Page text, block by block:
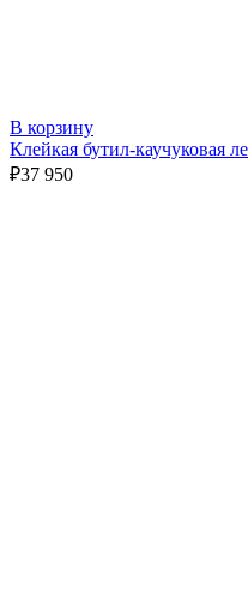
В корзину
Клейкая бутил-каучуковая
₽37 950